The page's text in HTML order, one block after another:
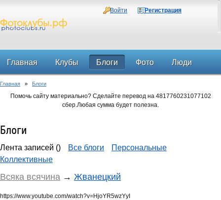
Войти Регистрация
Главная Клубы Блоги Фото Люди
Форум
Главная » Блоги
Помочь сайту материально? Сделайте перевод на 4817760231077102
сбер.Любая сумма будет полезна.
Блоги
Лента записей () Все блоги
Персональные
Коллективные
Всяка всячина → Жванецкий
https://www.youtube.com/watch?v=HjoYR5wzYyI